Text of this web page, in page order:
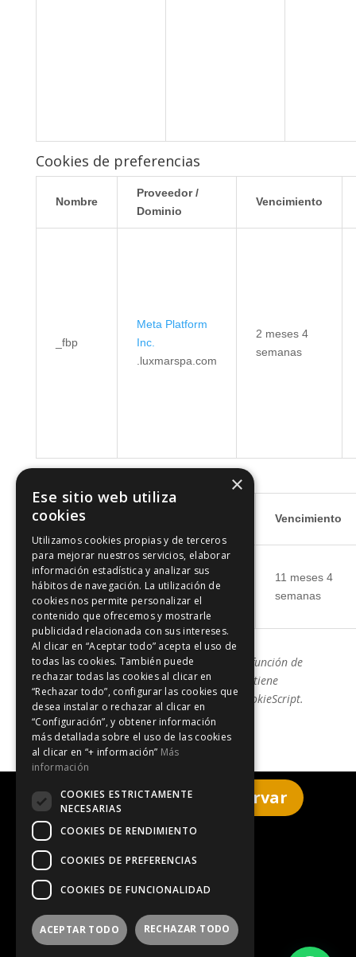
Cookies de preferencias
Nombre
Proveedor /
Dominio
Vencimiento
_fbp
Meta Platform
Inc.
.luxmarspa.com
2 meses 4
semanas
Nombre Vencimiento
pll_language
WP SYNTEX
S.? r.l.
luxmarspa.com
11 meses 4
semanas
La clasificación de cookies puede variar en función de
futuras actualizaciones. Este listado se mantiene
actualizado automáticamente mediante CookieScript.
Haz clic aquí para reservar
Aviso legal
Política de cookies
×
Ese sitio web utiliza
cookies
Utilizamos cookies propias y de terceros
para mejorar nuestros servicios, elaborar
información estadística y analizar sus
hábitos de navegación. La utilización de
cookies nos permite personalizar el
contenido que ofrecemos y mostrarle
publicidad relacionada con sus intereses.
Al clicar en “Aceptar todo” acepta el uso de
todas las cookies. También puede
rechazar todas las cookies al clicar en
“Rechazar todo”, configurar las cookies que
desea instalar o rechazar al clicar en
“Configuración”, y obtener información
más detallada sobre el uso de las cookies
al clicar en “+ información” Más
información
COOKIES ESTRICTAMENTE
NECESARIAS
COOKIES DE RENDIMIENTO
COOKIES DE PREFERENCIAS
COOKIES DE FUNCIONALIDAD
ACEPTAR TODO RECHAZAR TODO